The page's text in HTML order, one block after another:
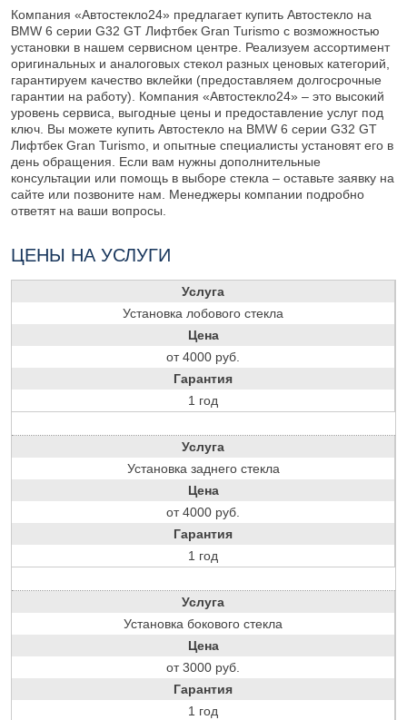
Компания «Автостекло24» предлагает купить Автостекло на
BMW 6 серии G32 GT Лифтбек Gran Turismo с возможностью
установки в нашем сервисном центре. Реализуем ассортимент
оригинальных и аналоговых стекол разных ценовых категорий,
гарантируем качество вклейки (предоставляем долгосрочные
гарантии на работу). Компания «Автостекло24» – это высокий
уровень сервиса, выгодные цены и предоставление услуг под
ключ. Вы можете купить Автостекло на BMW 6 серии G32 GT
Лифтбек Gran Turismo, и опытные специалисты установят его в
день обращения. Если вам нужны дополнительные
консультации или помощь в выборе стекла – оставьте заявку на
сайте или позвоните нам. Менеджеры компании подробно
ответят на ваши вопросы.
ЦЕНЫ НА УСЛУГИ
Услуга
Установка лобового стекла
Цена
от 4000 руб.
Гарантия
1 год
Услуга
Установка заднего стекла
Цена
от 4000 руб.
Гарантия
1 год
Услуга
Установка бокового стекла
Цена
от 3000 руб.
Гарантия
1 год